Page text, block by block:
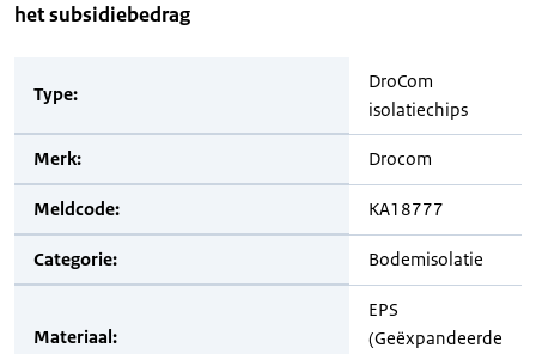
het subsidiebedrag
Type:
DroCom
isolatiechips
Merk: Drocom
Meldcode: KA18777
Categorie: Bodemisolatie
Materiaal:
EPS
(Geëxpandeerde